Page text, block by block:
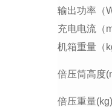
输出功率（
充电电流（
机箱重量（
倍压筒高度
倍压重量(kg)